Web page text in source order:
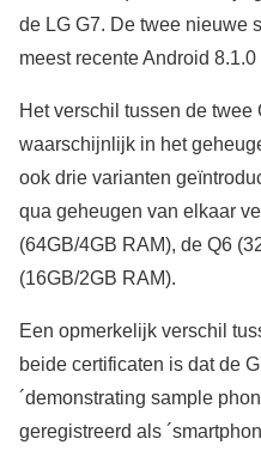
de LG G7. De twee nieuwe
meest recente Android
Het verschil tussen de twee
waarschijnlijk in het
ook drie varianten
qua geheugen van elkaar
(64GB/4GB RAM), de Q6
(16GB/2GB RAM).
Een opmerkelijk verschil
beide certificaten is dat de
´demonstrating sample
geregistreerd als